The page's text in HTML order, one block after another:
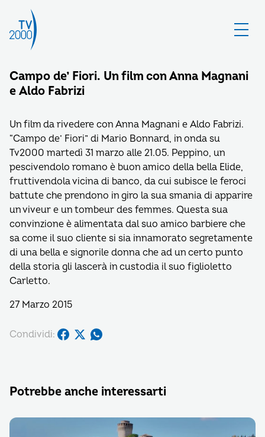
Campo de’ Fiori. Un film con Anna Magnani
e Aldo Fabrizi
Un film da rivedere con Anna Magnani e Aldo Fabrizi.
“Campo de’ Fiori” di Mario Bonnard, in onda su
Tv2000 martedì 31 marzo alle 21.05. Peppino, un
pescivendolo romano è buon amico della bella Elide,
fruttivendola vicina di banco, da cui subisce le feroci
battute che prendono in giro la sua smania di apparire
un viveur e un tombeur des femmes. Questa sua
convinzione è alimentata dal suo amico barbiere che
sa come il suo cliente si sia innamorato segretamente
di una bella e signorile donna che ad un certo punto
della storia gli lascerà in custodia il suo figlioletto
Carletto.
27 Marzo 2015
Condividi:
Potrebbe anche interessarti